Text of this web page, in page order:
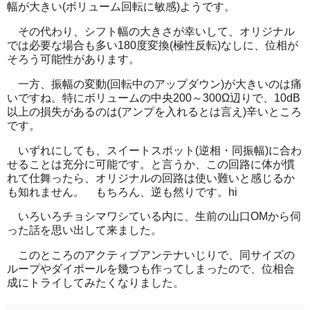
幅が大きい(ボリューム回転に敏感)ようです。
その代わり、シフト幅の大きさが幸いして、オリジナル
では必要な場合も多い180度変換(極性反転)なしに、位相が
そろう可能性があります。
一方、振幅の変動(回転中のアップダウン)が大きいのは痛
いですね。特にボリュームの中央200～300Ω辺りで、10dB
以上の損失があるのは(アンプを入れるとは言え)辛いところ
です。
いずれにしても、スイートスポット(逆相・同振幅)に合わ
せることは充分に可能です。と言うか、この回路に体が慣
れて仕舞ったら、オリジナルの回路は使い難いと感じるか
も知れません。 もちろん、逆も然りです。hi
いろいろチョシマワシている内に、生前の山口OMから伺
った話を思い出して来ました。
このところのアクティブアンテナいじりで、同サイズの
ループやダイポールを幾つも作ってしまったので、位相合
成にトライしてみたくなりました。